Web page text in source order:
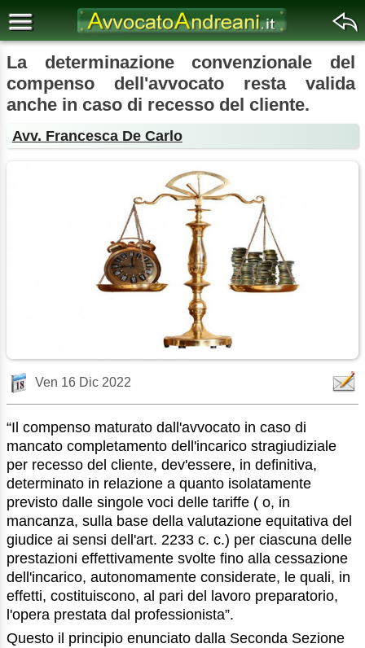
La determinazione convenzionale del
compenso dell'avvocato resta valida
anche in caso di recesso del cliente.
Avv. Francesca De Carlo
Ven 16 Dic 2022
“Il compenso maturato dall'avvocato in caso di
mancato completamento dell'incarico stragiudiziale
per recesso del cliente, dev'essere, in definitiva,
determinato in relazione a quanto isolatamente
previsto dalle singole voci delle tariffe ( o, in
mancanza, sulla base della valutazione equitativa del
giudice ai sensi dell'art. 2233 c. c.) per ciascuna delle
prestazioni effettivamente svolte fino alla cessazione
dell'incarico, autonomamente considerate, le quali, in
effetti, costituiscono, al pari del lavoro preparatorio,
l'opera prestata dal professionista”.
Questo il principio enunciato dalla Seconda Sezione